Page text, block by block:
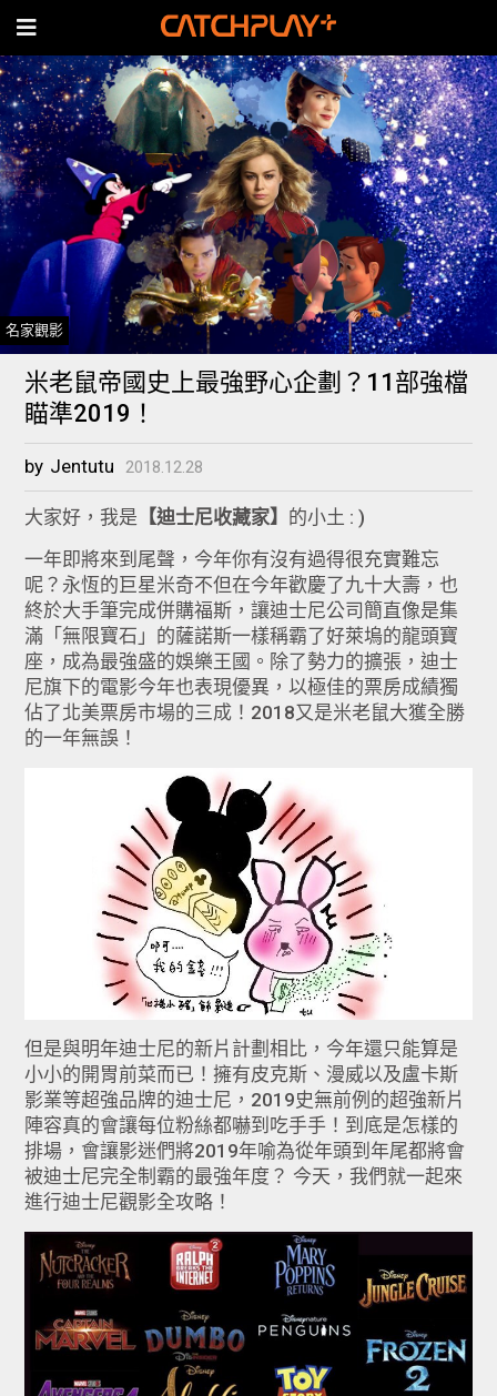
名家觀影
米老鼠帝國史上最強野心企劃？11部強檔
瞄準2019！
by Jentutu 2018.12.28
大家好，我是 【迪士尼收藏家】 的小土 : )
一年即將來到尾聲，今年你有沒有過得很充實難忘
呢？永恆的巨星米奇不但在今年歡慶了九十大壽，也
終於大手筆完成併購福斯，讓迪士尼公司簡直像是集
滿「無限寶石」的薩諾斯一樣稱霸了好萊塢的龍頭寶
座，成為最強盛的娛樂王國。除了勢力的擴張，迪士
尼旗下的電影今年也表現優異，以極佳的票房成績獨
佔了北美票房市場的三成！2018又是米老鼠大獲全勝
的一年無誤！
但是與明年迪士尼的新片計劃相比，今年還只能算是
小小的開胃前菜而已！擁有皮克斯、漫威以及盧卡斯
影業等超強品牌的迪士尼，2019史無前例的超強新片
陣容真的會讓每位粉絲都嚇到吃手手！到底是怎樣的
排場，會讓影迷們將2019年喻為從年頭到年尾都將會
被迪士尼完全制霸的最強年度？ 今天，我們就一起來
進行迪士尼觀影全攻略！